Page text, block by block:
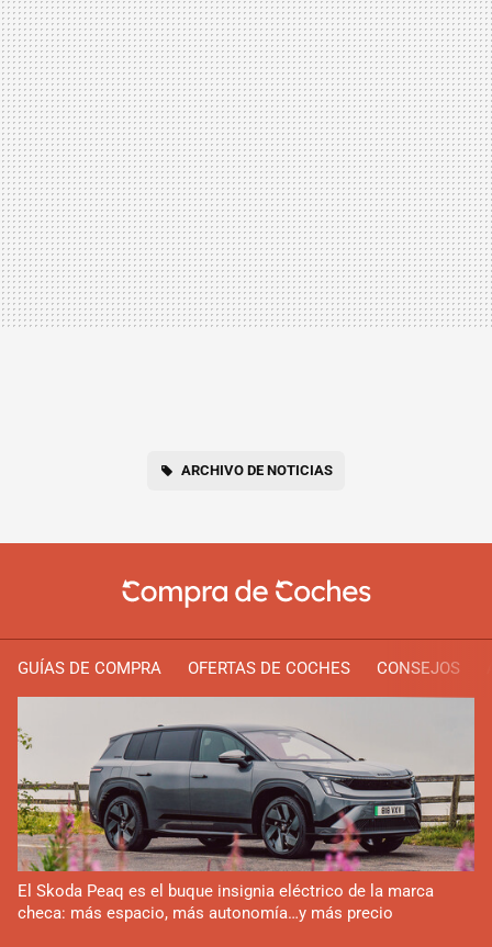
ARCHIVO DE NOTICIAS
GUÍAS DE COMPRA OFERTAS DE COCHES CONSEJOS
El Skoda Peaq es el buque insignia eléctrico de la marca
checa: más espacio, más autonomía…y más precio